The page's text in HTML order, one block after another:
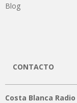
Blog
CONTACTO
Costa Blanca Radio